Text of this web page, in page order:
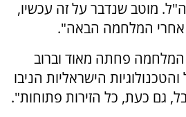
מוטב שנדבר על זה עכשיו,
אחרי המלחמה הבאה".
המלחמה פחתה מאוד וברוב
הישראליות הניבו
גם כעת, כל הזירות פתוחות".